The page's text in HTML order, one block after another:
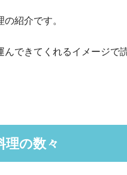
紹介です。
できてくれるイメージで
の数々